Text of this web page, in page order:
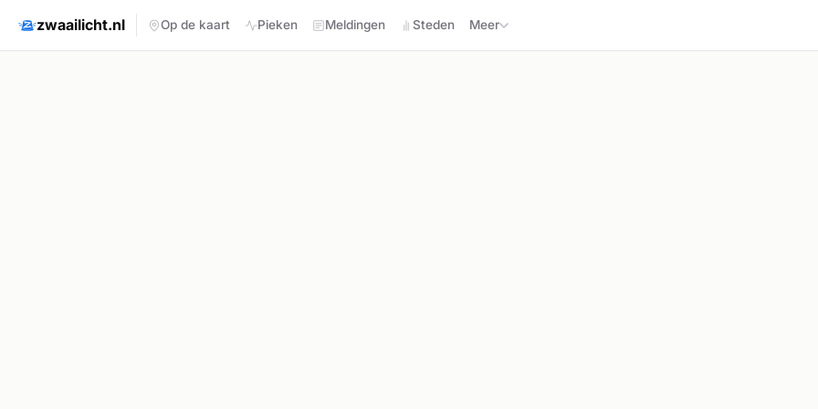
zwaailicht.nl Op de kaart Pieken Meldingen Steden Meer